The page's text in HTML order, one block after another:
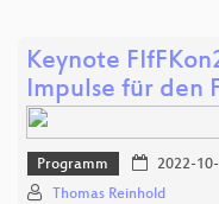
Keynote
Impulse für den
Programm 2022-
Thomas Reinhold